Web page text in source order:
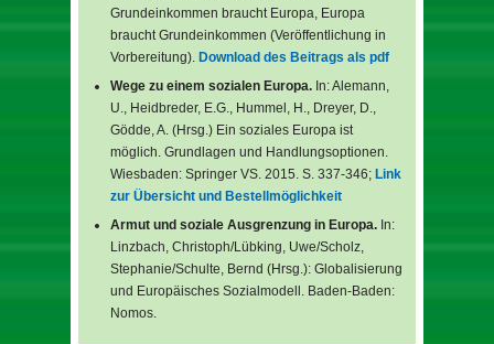
Grundeinkommen braucht Europa, Europa
braucht Grundeinkommen (Veröffentlichung in
Vorbereitung). Download des Beitrags als pdf
Wege zu einem sozialen Europa. In: Alemann,
U., Heidbreder, E.G., Hummel, H., Dreyer, D.,
Gödde, A. (Hrsg.) Ein soziales Europa ist
möglich. Grundlagen und Handlungsoptionen.
Wiesbaden: Springer VS. 2015. S. 337-346; Link
zur Übersicht und Bestellmöglichkeit
Armut und soziale Ausgrenzung in Europa. In:
Linzbach, Christoph/Lübking, Uwe/Scholz,
Stephanie/Schulte, Bernd (Hrsg.): Globalisierung
und Europäisches Sozialmodell. Baden-Baden:
Nomos.